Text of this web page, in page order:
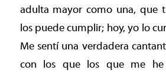
adulta mayor como una, que
los puede cumplir; hoy, yo lo
Me sentí una verdadera
con los que los que me